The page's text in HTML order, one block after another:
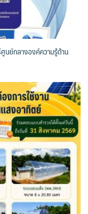
นย์กลางองค์ความรู้ด้าน